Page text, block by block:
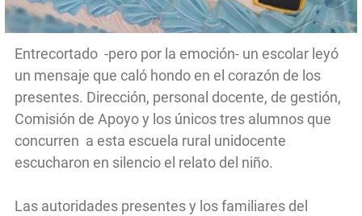
Entrecortado -pero por la emoción- un escolar leyó
un mensaje que caló hondo en el corazón de los
presentes. Dirección, personal docente, de gestión,
Comisión de Apoyo y los únicos tres alumnos que
concurren a esta escuela rural unidocente
escucharon en silencio el relato del niño.
Las autoridades presentes y los familiares del